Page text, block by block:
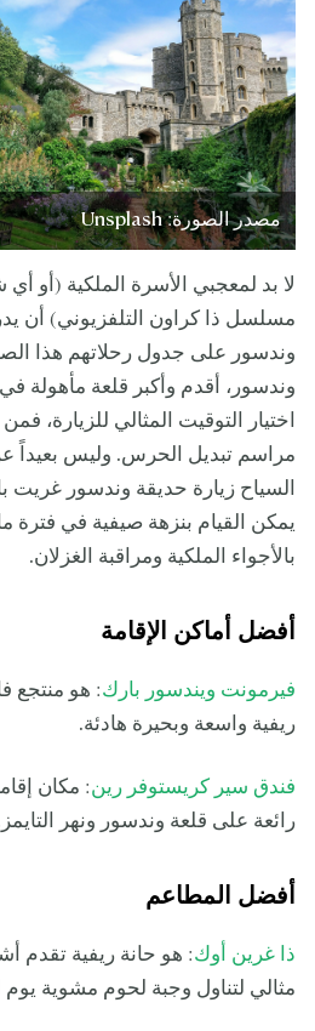
مصدر الصورة: Unsplash
لا بد لمعجبي الأسرة الملكية (أو
مسلسل ذا كراون التلفزيوني) أن
وندسور على جدول رحلاتهم هذا
وندسور، أقدم وأكبر قلعة مأهولة
اختيار التوقيت المثالي للزيارة،
مراسم تبديل الحرس. وليس بعيداً
السياح زيارة حديقة وندسور غريت
يمكن القيام بنزهة صيفية في فترة
بالأجواء الملكية ومراقبة الغزلان.
أفضل أماكن الإقامة
فيرمونت ويندسور بارك: هو منتجع
ريفية واسعة وبحيرة هادئة.
فندق سير كريستوفر رين: مكان
رائعة على قلعة وندسور ونهر
أفضل المطاعم
ذا غرين أوك: هو حانة ريفية تقدم
مثالي لتناول وجبة لحوم مشوية يوم